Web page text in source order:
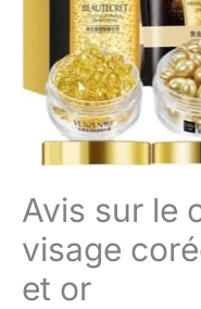
Avis sur le
visage
et or